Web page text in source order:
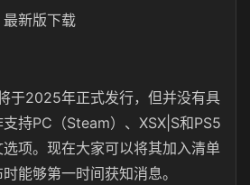
最新版下载
于2025年正式发行，但并没有具
持PC（Steam）、XSX|S和PS5
项。现在大家可以将其加入清单
能够第一时间获知消息。